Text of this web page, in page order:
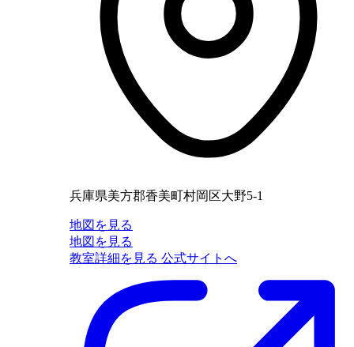
兵庫県美方郡香美町村岡区大野5-1
地図を見る
地図を見る
教室詳細を見る 公式サイトへ